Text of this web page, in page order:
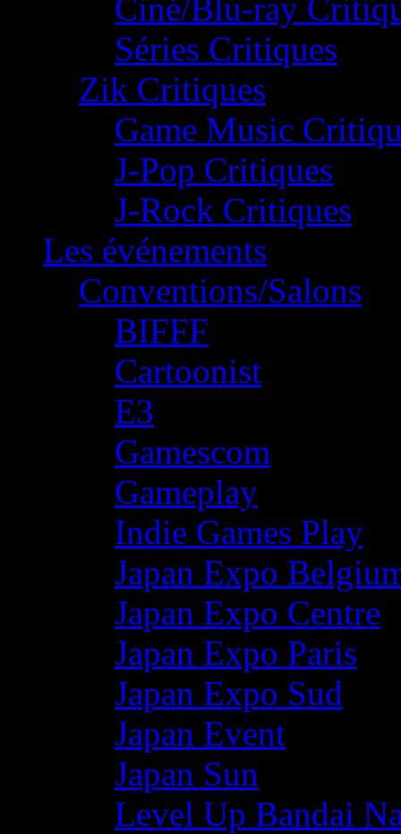
Ciné/Blu-ray
Séries Critiques
Zik Critiques
Game Music
J-Pop Critiques
J-Rock Critiques
Les événements
Conventions/Salons
BIFFF
Cartoonist
E3
Gamescom
Gameplay
Indie Games Play
Japan Expo
Japan Expo Centre
Japan Expo Paris
Japan Expo Sud
Japan Event
Japan Sun
Level Up Bandai